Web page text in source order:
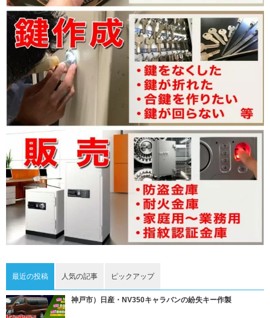
最近の投稿 人気の記事 ピックアップ
神戸市）日産・NV350キャラバンの紛失キー作製